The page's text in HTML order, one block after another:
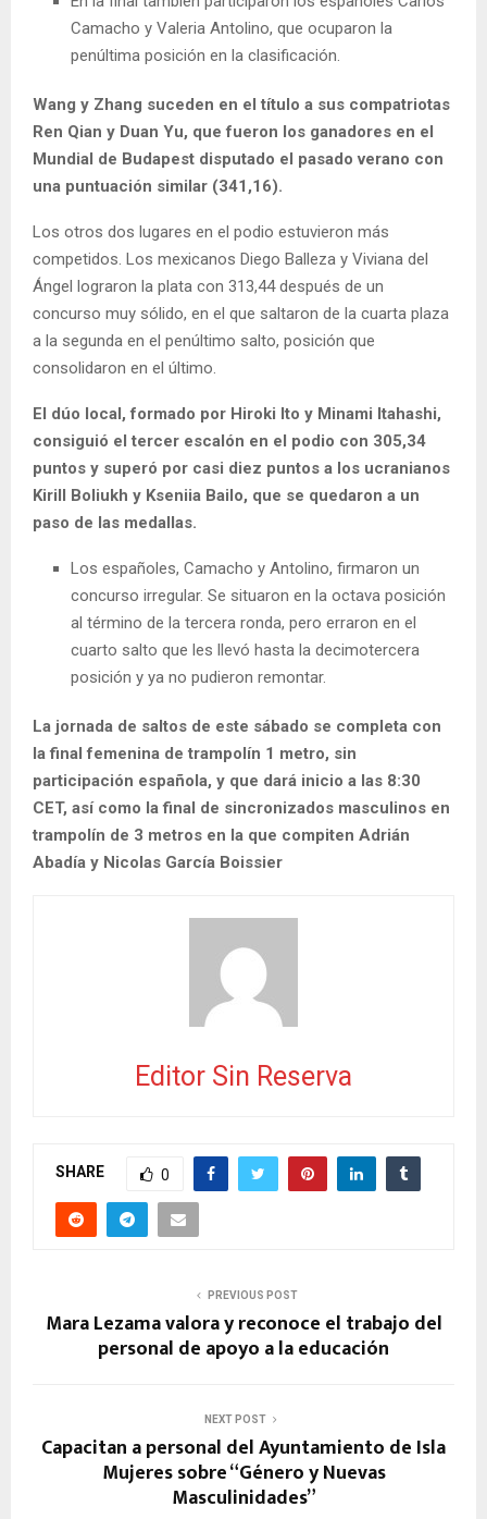
Camacho y Valeria Antolino, que ocuparon la
penúltima posición en la clasificación.
Wang y Zhang suceden en el título a sus compatriotas
Ren Qian y Duan Yu, que fueron los ganadores en el
Mundial de Budapest disputado el pasado verano con
una puntuación similar (341,16).
Los otros dos lugares en el podio estuvieron más
competidos. Los mexicanos Diego Balleza y Viviana del
Ángel lograron la plata con 313,44 después de un
concurso muy sólido, en el que saltaron de la cuarta plaza
a la segunda en el penúltimo salto, posición que
consolidaron en el último.
El dúo local, formado por Hiroki Ito y Minami Itahashi,
consiguió el tercer escalón en el podio con 305,34
puntos y superó por casi diez puntos a los ucranianos
Kirill Boliukh y Kseniia Bailo, que se quedaron a un
paso de las medallas.
Los españoles, Camacho y Antolino, firmaron un
concurso irregular. Se situaron en la octava posición
al término de la tercera ronda, pero erraron en el
cuarto salto que les llevó hasta la decimotercera
posición y ya no pudieron remontar.
La jornada de saltos de este sábado se completa con
la final femenina de trampolín 1 metro, sin
participación española, y que dará inicio a las 8:30
CET, así como la final de sincronizados masculinos en
trampolín de 3 metros en la que compiten Adrián
Abadía y Nicolas García Boissier
Editor Sin Reserva
SHARE 0
PREVIOUS POST
Mara Lezama valora y reconoce el trabajo del
personal de apoyo a la educación
NEXT POST
Capacitan a personal del Ayuntamiento de Isla
Mujeres sobre “Género y Nuevas
Masculinidades”